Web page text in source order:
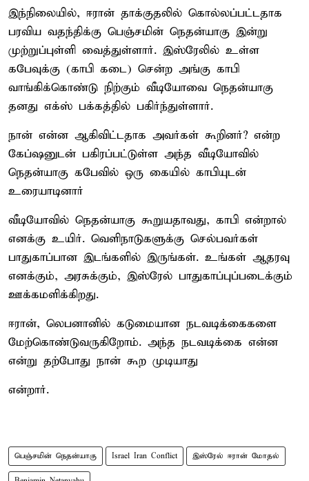
இந்நிலையில், ஈரான் தாக்குதலில் கொல்லப்பட்டதாக
பரவிய வதந்திக்கு பெஞ்சமின் நெதன்யாகு இன்று
முற்றுப்புள்ளி வைத்துள்ளார். இஸ்ரேலில் உள்ள
கபேவுக்கு (காபி கடை) சென்ற அங்கு காபி
வாங்கிக்கொண்டு நிற்கும் வீடியோவை நெதன்யாகு
தனது எக்ஸ் பக்கத்தில் பகிர்ந்துள்ளார்.
நான் என்ன ஆகிவிட்டதாக அவர்கள் கூறினர்? என்ற
கேப்ஷனுடன் பகிரப்பட்டுள்ள அந்த வீடியோவில்
நெதன்யாகு கபேவில் ஒரு கையில் காபியுடன்
உரையாடினார்
வீடியோவில் நெதன்யாகு கூறுயதாவது, காபி என்றால்
எனக்கு உயிர். வெளிநாடுகளுக்கு செல்பவர்கள்
பாதுகாப்பான இடங்களில் இருங்கள். உங்கள் ஆதரவு
எனக்கும், அரசுக்கும், இஸ்ரேல் பாதுகாப்புப்படைக்கும்
ஊக்கமளிக்கிறது.
ஈரான், லெபனானில் கடுமையான நடவடிக்கைகளை
மேற்கொண்டுவருகிறோம். அந்த நடவடிக்கை என்ன
என்று தற்போது நான் கூற முடியாது
என்றார்.
பெஞ்சமின் நெதன்யாகு Israel Iran Conflict இஸ்ரேல் ஈரான் மோதல்